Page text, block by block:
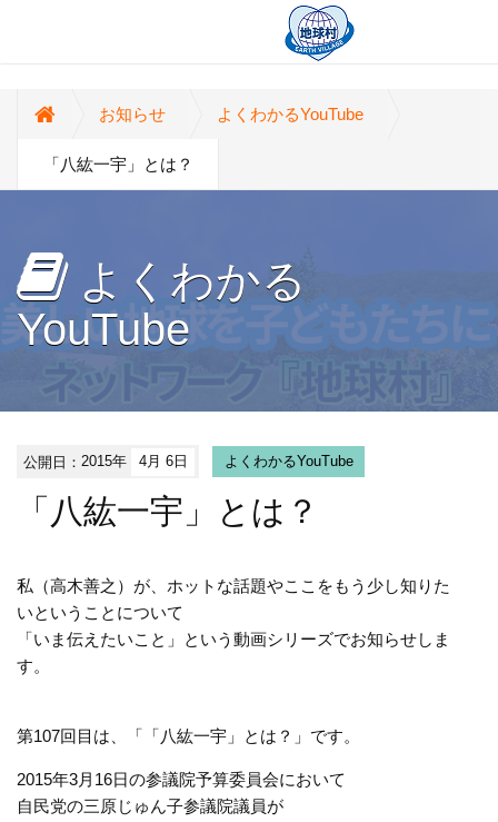
お知らせ よくわかるYouTube
「八紘一宇」とは？
よくわかる
YouTube
公開日：2015年 4月 6日 よくわかるYouTube
「八紘一宇」とは？
私（高木善之）が、ホットな話題やここをもう少し知りた
いということについて
「いま伝えたいこと」という動画シリーズでお知らせしま
す。
第107回目は、「「八紘一宇」とは？」です。
2015年3月16日の参議院予算委員会において
自民党の三原じゅん子参議院議員が